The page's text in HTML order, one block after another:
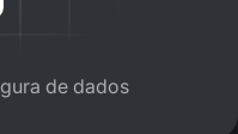
de dados